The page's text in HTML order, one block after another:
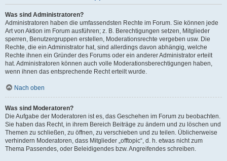
Was sind Administratoren?
Administratoren haben die umfassendsten Rechte im Forum. Sie können jede
Art von Aktion im Forum ausführen; z. B. Berechtigungen setzen, Mitglieder
sperren, Benutzergruppen erstellen, Moderationsrechte vergeben usw. Die
Rechte, die ein Administrator hat, sind allerdings davon abhängig, welche
Rechte ihnen ein Gründer des Forums oder ein anderer Administrator erteilt
hat. Administratoren können auch volle Moderationsberechtigungen haben,
wenn ihnen das entsprechende Recht erteilt wurde.
Nach oben
Was sind Moderatoren?
Die Aufgabe der Moderatoren ist es, das Geschehen im Forum zu beobachten.
Sie haben das Recht, in ihrem Bereich Beiträge zu ändern und zu löschen und
Themen zu schließen, zu öffnen, zu verschieben und zu teilen. Üblicherweise
verhindern Moderatoren, dass Mitglieder „offtopic“, d. h. etwas nicht zum
Thema Passendes, oder Beleidigendes bzw. Angreifendes schreiben.